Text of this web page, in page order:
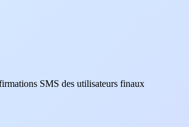
SMS des utilisateurs finaux